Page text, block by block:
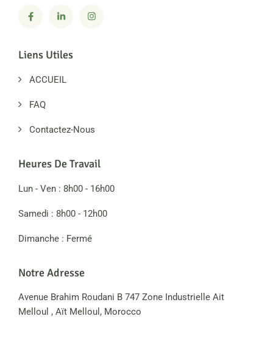
Liens Utiles
ACCUEIL
FAQ
Contactez-Nous
Heures De Travail
Lun - Ven : 8h00 - 16h00
Samedi : 8h00 - 12h00
Dimanche : Fermé
Notre Adresse
Avenue Brahim Roudani B 747 Zone Industrielle Ait
Melloul , Aït Melloul, Morocco